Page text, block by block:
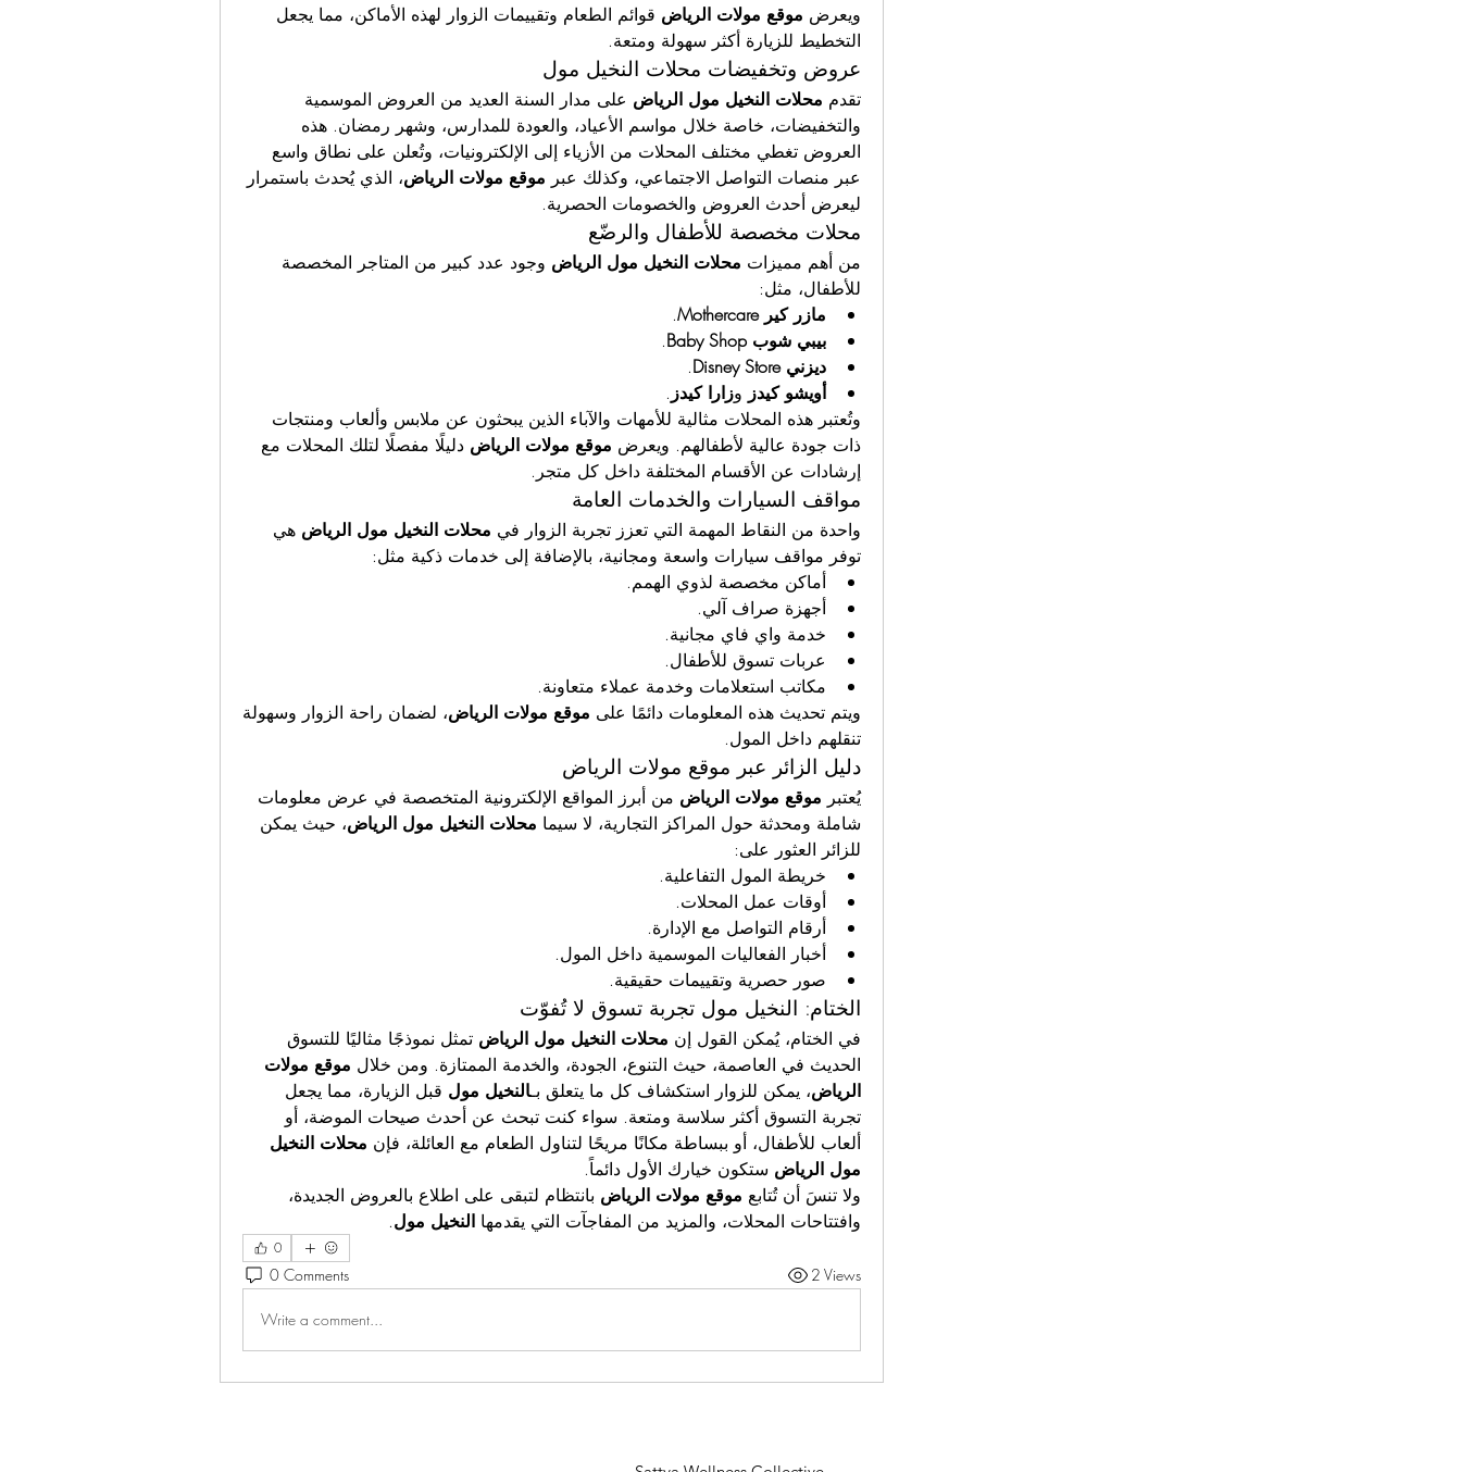
ويعرض موقع مولات الرياض
التخطيط للزيارة أكثر سهولة ومتعة.
عروض وتخفيضات محلات النخيل مول
تقدم محلات النخيل مول الرياض
عبر منصات التواصل الاجتماعي، وكذلك عبر موقع مولات الرياض
ليعرض أحدث العروض والخصومات الحصرية.
محلات مخصصة للأطفال والرضّع
من أهم مميزات محلات النخيل مول الرياض
للأطفال، مثل:
مازر كير Mothercare
.
بيبي شوب Baby Shop
.
ديزني Disney Store
.
أويشو كيدز وزارا كيدز .
ذات جودة عالية لأطفالهم. ويعرض موقع مولات الرياض
إرشادات عن الأقسام المختلفة داخل كل متجر.
مواقف السيارات والخدمات العامة
واحدة من النقاط المهمة التي تعزز تجربة الزوار في محلات النخيل مول الرياض
توفر مواقف سيارات واسعة ومجانية، بالإضافة إلى خدمات ذكية مثل:
أماكن مخصصة لذوي الهمم.
أجهزة صراف آلي.
خدمة واي فاي مجانية.
عربات تسوق للأطفال.
مكاتب استعلامات وخدمة عملاء متعاونة.
ويتم تحديث هذه المعلومات دائمًا على موقع مولات الرياض
تنقلهم داخل المول.
دليل الزائر عبر موقع مولات الرياض
يُعتبر موقع مولات الرياض
شاملة ومحدثة حول المراكز التجارية، لا سيما محلات النخيل مول الرياض
للزائر العثور على:
خريطة المول التفاعلية.
أوقات عمل المحلات.
أرقام التواصل مع الإدارة.
أخبار الفعاليات الموسمية داخل المول.
صور حصرية وتقييمات حقيقية.
الختام: النخيل مول تجربة تسوق لا تُفوّت
في الختام، يُمكن القول إن محلات النخيل مول الرياض
الحديث في العاصمة، حيث التنوع، الجودة، والخدمة الممتازة. ومن خلال
الرياض، يمكن للزوار استكشاف كل ما يتعلق بـالنخيل مول
ألعاب للأطفال، أو ببساطة مكانًا مريحًا لتناول الطعام مع العائلة، فإن
مول الرياض ستكون خيارك الأول دائماً.
ولا تنسَ أن تُتابع موقع مولات الرياض
وافتتاحات المحلات، والمزيد من المفاجآت التي يقدمها النخيل مول.
0
0 Comments 2 Views
Write a comment...